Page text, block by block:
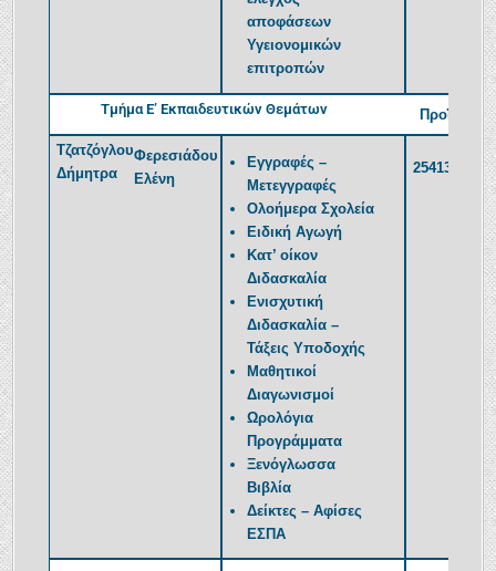
αποφάσεων
Υγειονομικών
επιτροπών
Τμήμα Ε’ Εκπαιδευτικών Θεμάτων
Τζατζόγλου
Δήμητρα
Φερεσιάδου
Ελένη
Εγγραφές –
Μετεγγραφές
Ολοήμερα Σχολεία
Ειδική Αγωγή
Κατ’ οίκον
Διδασκαλία
Ενισχυτική
Διδασκαλία –
Τάξεις Υποδοχής
Μαθητικοί
Διαγωνισμοί
Ωρολόγια
Προγράμματα
Ξενόγλωσσα
Βιβλία
Δείκτες – Αφίσες
ΕΣΠΑ
2541350392